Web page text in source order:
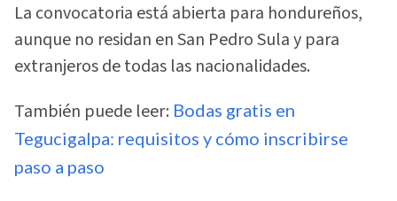
La convocatoria está abierta para hondureños,
aunque no residan en San Pedro Sula y para
extranjeros de todas las nacionalidades.
También puede leer: Bodas gratis en
Tegucigalpa: requisitos y cómo inscribirse
paso a paso